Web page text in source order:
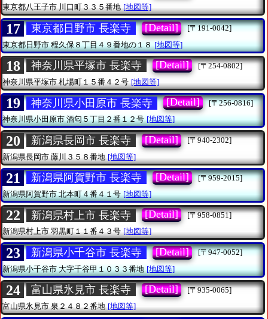
東京都八王子市川口町３３５番地 [地図等]
17 東京都日野市 長楽寺 [Detail]
[〒191-0042]
東京都日野市程久保８丁目４９番地の１８ [地図等]
18 神奈川県平塚市 長楽寺 [Detail]
[〒254-0802]
神奈川県平塚市 札場町１５番４２号 [地図等]
19 神奈川県小田原市 長楽寺 [Detail]
[〒256-0816]
神奈川県小田原市酒匂５丁目２番１２号 [地図等]
20 新潟県長岡市 長楽寺 [Detail]
[〒940-2302]
新潟県長岡市 藤川３５８番地 [地図等]
21 新潟県阿賀野市 長楽寺 [Detail]
[〒959-2015]
新潟県阿賀野市北本町４番４１号 [地図等]
22 新潟県村上市 長楽寺 [Detail]
[〒958-0851]
新潟県村上市羽黒町１１番４３号 [地図等]
23 新潟県小千谷市 長楽寺 [Detail]
[〒947-0052]
新潟県小千谷市大字千谷甲１０３３番地 [地図等]
24 富山県氷見市 長楽寺 [Detail]
[〒935-0065]
富山県氷見市 泉２４８２番地 [地図等]